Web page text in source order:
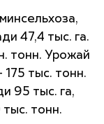
47,4 тыс. га.
тонн. Урожай
175 тыс. тонн.
95 тыс. га,
тонн.